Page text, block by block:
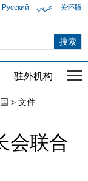
Русский عربي 关怀版
驻外机构 国
> 文件
会联合